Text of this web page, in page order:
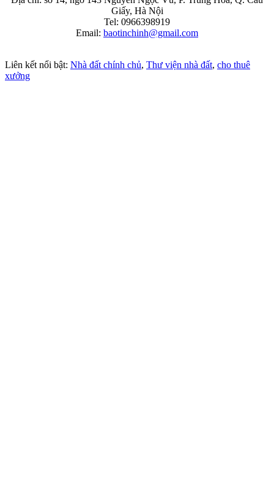
Giấy, Hà Nội
Tel: 0966398919
Email: baotinchinh@gmail.com
Liên kết nổi bật: Nhà đất chính chủ, Thư viện nhà đất, cho thuê
xưởng